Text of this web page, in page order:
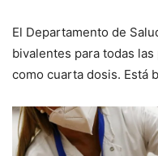
El Departamento de
bivalentes para todas
como cuarta dosis. Está